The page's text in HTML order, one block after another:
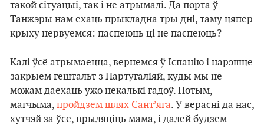
такой сітуацыі, так і не атрымалі. Да порта ў
Танжэры нам ехаць прыкладна тры дні, таму цяпер
крыху нервуемся: паспеюць ці не паспеюць?
Калі ўсё атрымаецца, вернемся ў Іспанію і нарэшце
закрыем гештальт з Партугаліяй, куды мы не
можам даехаць ужо некалькі гадоў. Потым,
магчыма, пройдзем шлях Сант’яга. У верасні да нас,
хутчэй за ўсё, прыляціць мама, і далей будзем